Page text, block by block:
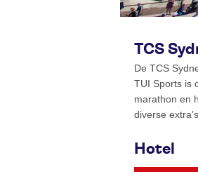
TCS
De TCS
TUI Sports is
marathon en
diverse extra's.
Hotel